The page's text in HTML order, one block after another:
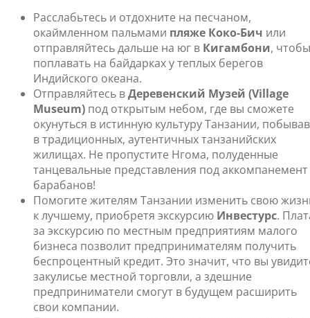
Расслабьтесь и отдохните на песчаном,
окаймленном пальмами пляже Коко-Бич или
отправляйтесь дальше на юг в Кигамбони, чтобы
поплавать на байдарках у теплых берегов
Индийского океана.
Отправляйтесь вДеревенский Музей (Village
Museum) под открытым небом, где вы сможете
окунуться в истинную культуру Танзании, побывав
в традиционных, аутентичных танзанийских
жилищах. Не пропустите Нгома, полуденные
танцевальные представления под аккомпанемент
барабанов!
Помогите жителям Танзании изменить свою
к лучшему, приобретя экскурсию Инвестурс.
за экскурсию по местным предприятиям малого
бизнеса позволит предпринимателям получить
беспроцентный кредит. Это значит, что вы
закулисье местной торговли, а здешние
предприниматели смогут в будущем расширить
свои компании.